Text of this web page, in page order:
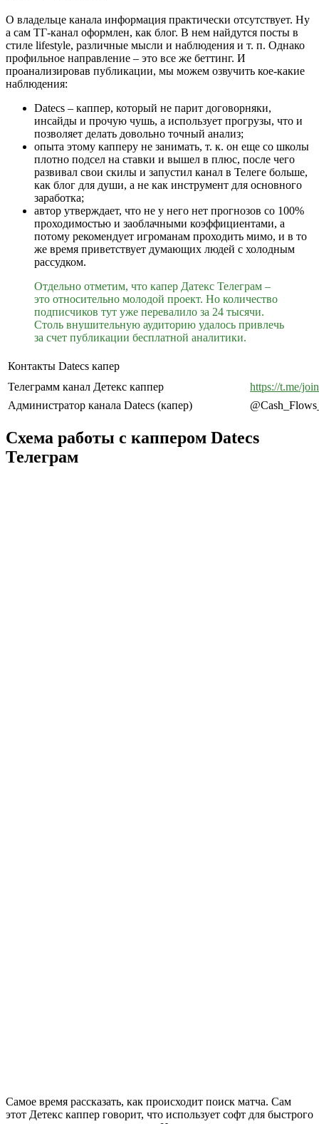
О владельце канала информация практически отсутствует. Ну
а сам ТГ-канал оформлен, как блог. В нем найдутся посты в
стиле lifestyle, различные мысли и наблюдения и т. п. Однако
профильное направление – это все же беттинг. И
проанализировав публикации, мы можем озвучить кое-какие
наблюдения:
Datecs – каппер, который не парит договорняки,
инсайды и прочую чушь, а использует прогрузы, что и
позволяет делать довольно точный анализ;
опыта этому капперу не занимать, т. к. он еще со школы
плотно подсел на ставки и вышел в плюс, после чего
развивал свои скилы и запустил канал в Телеге больше,
как блог для души, а не как инструмент для основного
заработка;
автор утверждает, что не у него нет прогнозов со 100%
проходимостью и заоблачными коэффициентами, а
потому рекомендует игроманам проходить мимо, и в то
же время приветствует думающих людей с холодным
рассудком.
Отдельно отметим, что капер Датекс Телеграм –
это относительно молодой проект. Но количество
подписчиков тут уже перевалило за 24 тысячи.
Столь внушительную аудиторию удалось привлечь
за счет публикации бесплатной аналитики.
Контакты Datecs капер
Телеграмм канал Детекс каппер
https://t.me/
Администратор канала Datecs (капер)
Схема работы с каппером Datecs
Телеграм
Самое время рассказать, как происходит поиск матча. Сам
этот Детекс каппер говорит, что использует софт для быстрого